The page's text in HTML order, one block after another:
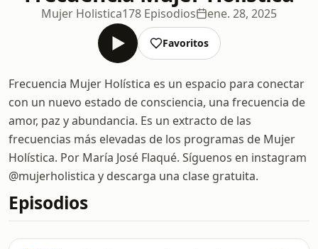
Mujer Holistica178 Episodios ene. 28, 2025
Favoritos
Frecuencia Mujer Holística es un espacio para conectar
con un nuevo estado de consciencia, una frecuencia de
amor, paz y abundancia. Es un extracto de las
frecuencias más elevadas de los programas de Mujer
Holística. Por María José Flaqué. Síguenos en instagram
@mujerholistica y descarga una clase gratuita.
Episodios